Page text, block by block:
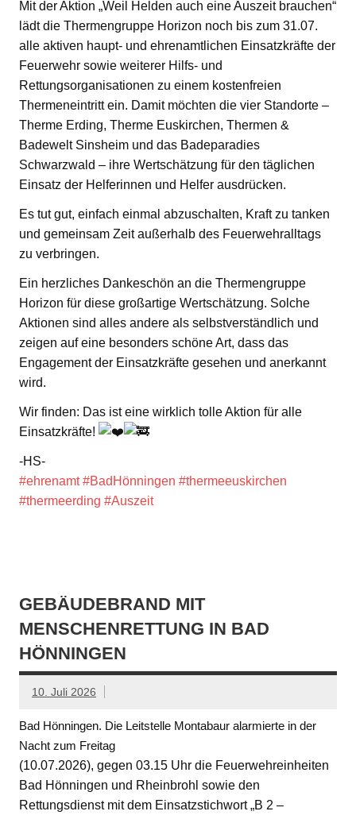
Mit der Aktion „Weil Helden auch eine Auszeit brauchen“
lädt die Thermengruppe Horizon noch bis zum 31.07.
alle aktiven haupt- und ehrenamtlichen Einsatzkräfte der
Feuerwehr sowie weiterer Hilfs- und
Rettungsorganisationen zu einem kostenfreien
Thermeneintritt ein. Damit möchten die vier Standorte –
Therme Erding, Therme Euskirchen, Thermen &
Badewelt Sinsheim und das Badeparadies
Schwarzwald – ihre Wertschätzung für den täglichen
Einsatz der Helferinnen und Helfer ausdrücken.
Es tut gut, einfach einmal abzuschalten, Kraft zu tanken
und gemeinsam Zeit außerhalb des Feuerwehralltags
zu verbringen.
Ein herzliches Dankeschön an die Thermengruppe
Horizon für diese großartige Wertschätzung. Solche
Aktionen sind alles andere als selbstverständlich und
zeigen auf eine besonders schöne Art, dass das
Engagement der Einsatzkräfte gesehen und anerkannt
wird.
Wir finden: Das ist eine wirklich tolle Aktion für alle
Einsatzkräfte!
-HS-
#ehrenamt #BadHönningen #thermeeuskirchen
#thermeerding #Auszeit
GEBÄUDEBRAND MIT
MENSCHENRETTUNG IN BAD
HÖNNINGEN
10. Juli 2026
Bad Hönningen. Die Leitstelle Montabaur alarmierte in der
Nacht zum Freitag
(10.07.2026), gegen 03.15 Uhr die Feuerwehreinheiten
Bad Hönningen und Rheinbrohl sowie den
Rettungsdienst mit dem Einsatzstichwort „B 2 –